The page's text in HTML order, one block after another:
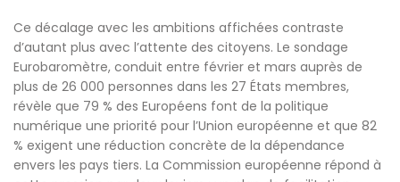
Ce décalage avec les ambitions affichées contraste
d’autant plus avec l’attente des citoyens. Le sondage
Eurobaromètre, conduit entre février et mars auprès de
plus de 26 000 personnes dans les 27 États membres,
révèle que 79 % des Européens font de la politique
numérique une priorité pour l’Union européenne et que 82
% exigent une réduction concrète de la dépendance
envers les pays tiers. La Commission européenne répond à